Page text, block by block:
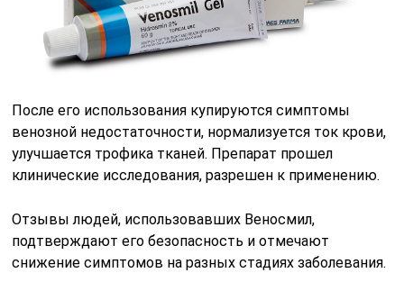
После его использования купируются симптомы
венозной недостаточности, нормализуется ток крови,
улучшается трофика тканей. Препарат прошел
клинические исследования, разрешен к применению.
Отзывы людей, использовавших Веносмил,
подтверждают его безопасность и отмечают
снижение симптомов на разных стадиях заболевания.